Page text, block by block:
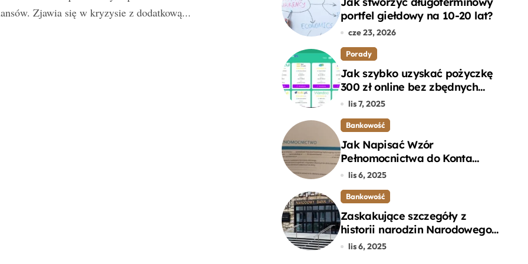
Zjawia się w kryzysie z dodatkową...
portfel giełdowy na 10-20 lat?
cze 23, 2026
Porady
Jak szybko uzyskać pożyczkę
300 zł online bez zbędnych
formalności?
lis 7, 2025
Bankowość
Jak Napisać Wzór
Pełnomocnictwa do Konta
Bankowego – Praktyczny
lis 6, 2025
Bankowość
Zaskakujące szczegóły z
historii narodzin Narodowego
Banku Polskiego, o których
lis 6, 2025